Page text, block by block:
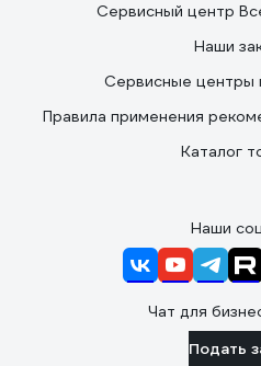
Сервисный центр
Наши
Сервисные центры
Правила применения
Каталог
Наши
Чат для
Подать